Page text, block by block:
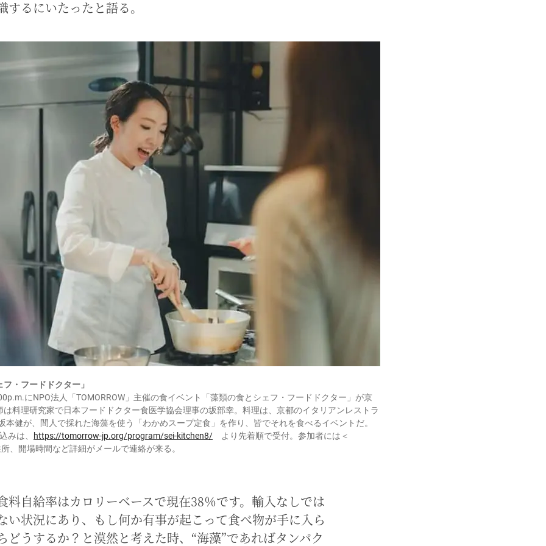
するにいたったと語る。
・フードドクター」
にNPO法人「TOMORROW」主催の食イベント「藻類の食とシェフ・フードドクター」が京
料理研究家で日本フードドクター食医学協会理事の坂部幸。料理は、京都のイタリアンレストラ
本健が、間人で採れた海藻を使う「わかめスープ定食」を作り、皆でそれを食べるイベントだ。
みは、
https://tomorrow-jp.org/program/sei-kitchen8/ より先着順で受付。参加者には＜
、開場時間など詳細がメールで連絡が来る。
料自給率はカロリーベースで現在38％です。輸入なしでは
い状況にあり、もし何か有事が起こって食べ物が手に入ら
どうするか？と漠然と考えた時、“海藻”であればタンパク